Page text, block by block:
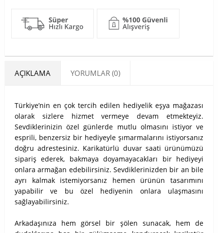
AÇIKLAMA YORUMLAR (0)
Türkiye’nin en çok tercih edilen hediyelik eşya mağazası
olarak sizlere hizmet vermeye devam etmekteyiz.
Sevdiklerinizin özel günlerde mutlu olmasını istiyor ve
esprili, benzersiz bir hediyeyle şımarmalarını istiyorsanız
doğru adrestesiniz. Karikatürlü duvar saati ürünümüzü
sipariş ederek, bakmaya doyamayacakları bir hediyeyi
onlara armağan edebilirsiniz. Sevdiklerinizden bir an bile
ayrı kalmak istemiyorsanız hemen ürünün tasarımını
yapabilir ve bu özel hediyenin onlara ulaşmasını
sağlayabilirsiniz.
Arkadaşınıza hem görsel bir şölen sunacak, hem de